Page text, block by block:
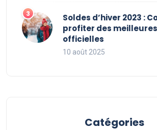
Soldes d’hiver 2023 :
profiter des
officielles
10 août 2025
Catégories